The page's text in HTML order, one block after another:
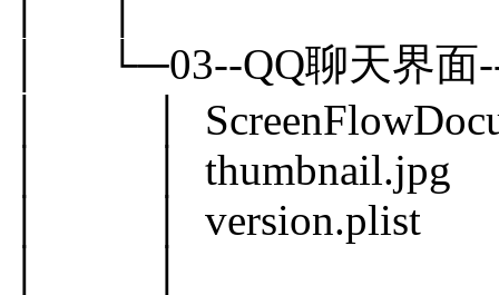
│ └─03--QQ聊天界面--
│ │
│ │ thumbnail.jpg
│ │ version.plist